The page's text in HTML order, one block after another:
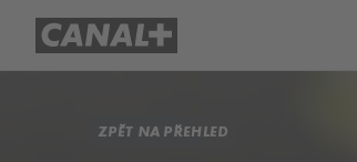
ZPĚT NA PŘEHLED